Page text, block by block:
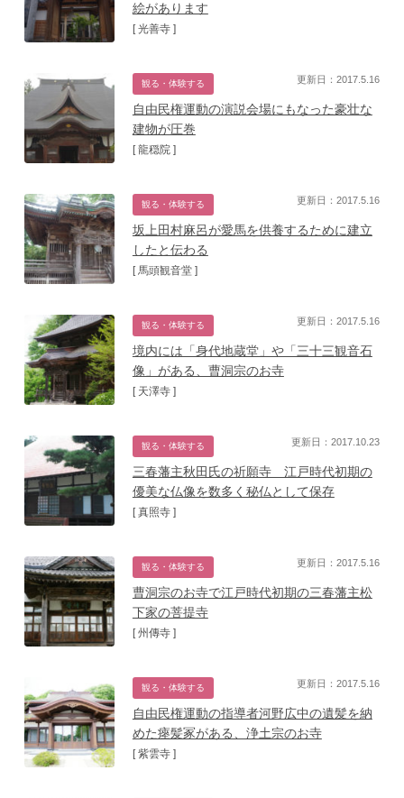
絵があります
[ 光善寺 ]
観る・体験する
自由民権運動の演説会場にもなった豪壮な
建物が圧巻
[ 龍穏院 ]
更新日：2017.5.16
観る・体験する
坂上田村麻呂が愛馬を供養するために建立
したと伝わる
[ 馬頭観音堂 ]
更新日：2017.5.16
観る・体験する
境内には「身代地蔵堂」や「三十三観音石
像」がある、曹洞宗のお寺
[ 天澤寺 ]
更新日：2017.5.16
観る・体験する
三春藩主秋田氏の祈願寺 江戸時代初期の
優美な仏像を数多く秘仏として保存
[ 真照寺 ]
更新日：2017.10.23
観る・体験する
曹洞宗のお寺で江戸時代初期の三春藩主松
下家の菩提寺
[ 州傳寺 ]
更新日：2017.5.16
観る・体験する
自由民権運動の指導者河野広中の遺髪を納
めた瘞髪冢がある、浄土宗のお寺
[ 紫雲寺 ]
更新日：2017.5.16